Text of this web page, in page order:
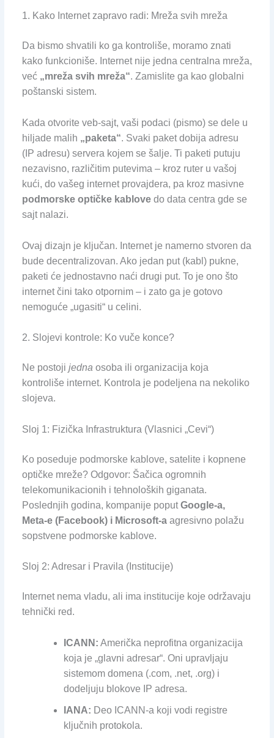
1. Kako Internet zapravo radi: Mreža svih mreža
Da bismo shvatili ko ga kontroliše, moramo znati
kako funkcioniše. Internet nije jedna centralna mreža,
već „mreža svih mreža“. Zamislite ga kao globalni
poštanski sistem.
Kada otvorite veb-sajt, vaši podaci (pismo) se dele u
hiljade malih „paketa“. Svaki paket dobija adresu
(IP adresu) servera kojem se šalje. Ti paketi putuju
nezavisno, različitim putevima – kroz ruter u vašoj
kući, do vašeg internet provajdera, pa kroz masivne
podmorske optičke kablovedo data centra gde se
sajt nalazi.
Ovaj dizajn je ključan. Internet je namerno stvoren da
bude decentralizovan. Ako jedan put (kabl) pukne,
paketi će jednostavno naći drugi put. To je ono što
internet čini tako otpornim – i zato ga je gotovo
nemoguće „ugasiti“ u celini.
2. Slojevi kontrole: Ko vuče konce?
Ne postoji jedna osoba ili organizacija koja
kontroliše internet. Kontrola je podeljena na nekoliko
slojeva.
Sloj 1: Fizička Infrastruktura (Vlasnici „Cevi“)
Ko poseduje podmorske kablove, satelite i kopnene
optičke mreže? Odgovor: Šačica ogromnih
telekomunikacionih i tehnoloških giganata.
Poslednjih godina, kompanije poputGoogle-a,
Meta-e (Facebook) i Microsoft-aagresivno polažu
sopstvene podmorske kablove.
Sloj 2: Adresar i Pravila (Institucije)
Internet nema vladu, ali ima institucije koje održavaju
tehnički red.
ICANN: Američka neprofitna organizacija
koja je „glavni adresar“. Oni upravljaju
sistemom domena (.com, .net, .org) i
dodeljuju blokove IP adresa.
IANA: Deo ICANN-a koji vodi registre
ključnih protokola.